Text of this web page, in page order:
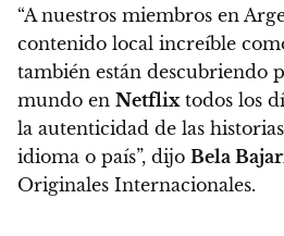
“A nuestros miembros en
contenido local increíble
también están descubriendo
mundo en Netflix todos los
la autenticidad de las
idioma o país”, dijo Bela
Originales Internacionales.